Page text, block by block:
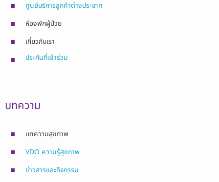
ศูนย์บริการลูกค้าต่างประเทศ
ห้องพักผู้ป่วย
เกี่ยวกับเรา
ประกันที่เข้าร่วม
บทความ
บทความสุขภาพ
VDO ความรู้สุขภาพ
ข่าวสารและกิจกรรม